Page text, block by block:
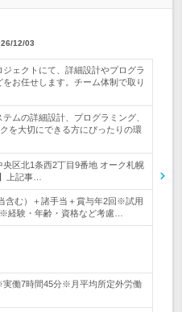
12/03
ェクトにて、詳細設計やプログラ
お任せします。チーム体制で取り
ムの詳細設計、プログラミング、
を大切にできる方にぴったりの環
区北1条西2丁目9番地 オーク札幌
上記事…
含む）＋諸手当＋賞与年2回※試用
経験・年齢・資格など考慮…
働7時間45分※月平均所定外労働